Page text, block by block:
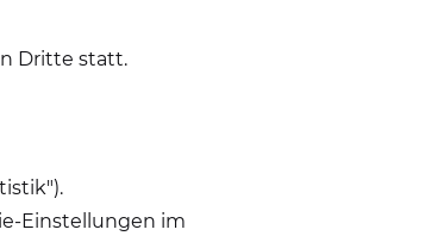
Dritte statt.
Einstellungen im